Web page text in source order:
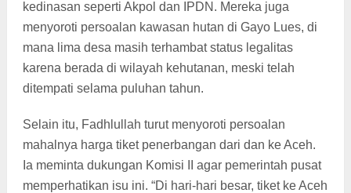
kedinasan seperti Akpol dan IPDN. Mereka juga
menyoroti persoalan kawasan hutan di Gayo Lues, di
mana lima desa masih terhambat status legalitas
karena berada di wilayah kehutanan, meski telah
ditempati selama puluhan tahun.
Selain itu, Fadhlullah turut menyoroti persoalan
mahalnya harga tiket penerbangan dari dan ke Aceh.
Ia meminta dukungan Komisi II agar pemerintah pusat
memperhatikan isu ini. “Di hari-hari besar, tiket ke Aceh